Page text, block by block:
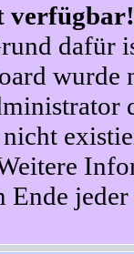
verfügbar!
dafür
wurde
jeder